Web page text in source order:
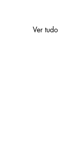
Ver tudo